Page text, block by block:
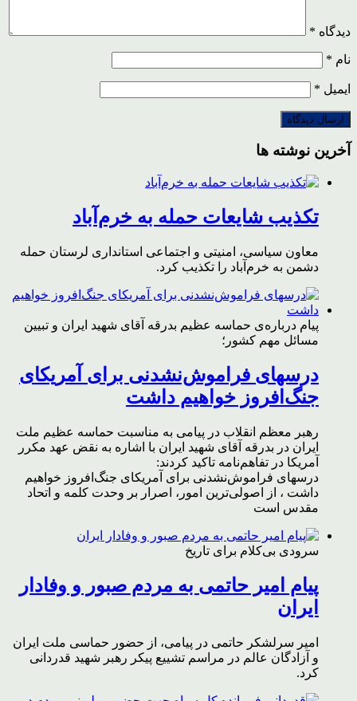
دیدگاه *
نام *
ایمیل *
آخرین نوشته ها
تکذیب شایعات حمله به خرم‌آباد
معاون سیاسی، امنیتی و اجتماعی استانداری لرستان حمله
دشمن به خرم‌آباد را تکذیب کرد.
پیام درباره‌ی حماسه عظیم بدرقه آقای شهید ایران و تبیین
مسائل مهم کشور؛
درسهای فراموش‌نشدنی برای آمریکای
جنگ‌افروز خواهیم داشت
رهبر معظم انقلاب در پیامی به مناسبت حماسه عظیم ملت
ایران در بدرقه آقای شهید ایران با اشاره به نقض عهد مکرر
آمریکا در تفاهم‌نامه تاکید کردند:
درسهای فراموش‌نشدنی برای آمریکای جنگ‌افروز خواهیم
داشت ، از اصولی‌ترین امور، اصرار بر وحدت کلمه و اتحاد
مقدس است
سرودی بی‌کلام برای تاریخ
پیام امیر حاتمی به مردم صبور و وفادار
ایران
امیر سرلشکر حاتمی در پیامی، از حضور حماسی ملت ایران
و آزادگان عالم در مراسم تشییع پیکر رهبر شهید قدردانی
کرد.